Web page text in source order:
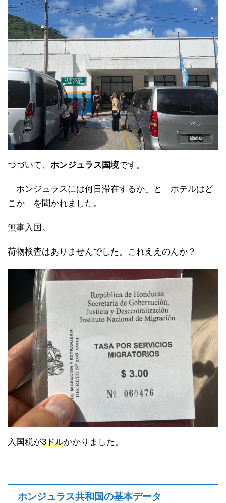
つづいて、 ホンジュラス国境です。
「ホンジュラスには何日滞在するか」と「ホテルはど
こか」を聞かれました。
無事入国。
荷物検査はありませんでした。これええのんか？
入国税が3ドルかかりました。
ホンジュラス共和国の基本データ